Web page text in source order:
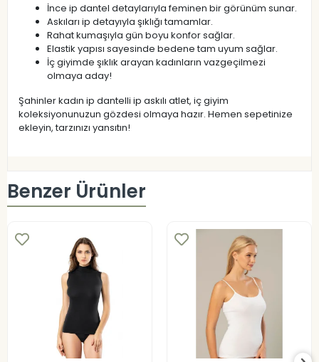
İnce ip dantel detaylarıyla feminen bir görünüm sunar.
Askıları ip detayıyla şıklığı tamamlar.
Rahat kumaşıyla gün boyu konfor sağlar.
Elastik yapısı sayesinde bedene tam uyum sağlar.
İç giyimde şıklık arayan kadınların vazgeçilmezi
olmaya aday!
Şahinler kadın ip dantelli ip askılı atlet, iç giyim
koleksiyonunuzun gözdesi olmaya hazır. Hemen sepetinize
ekleyin, tarzınızı yansıtın!
Benzer Ürünler